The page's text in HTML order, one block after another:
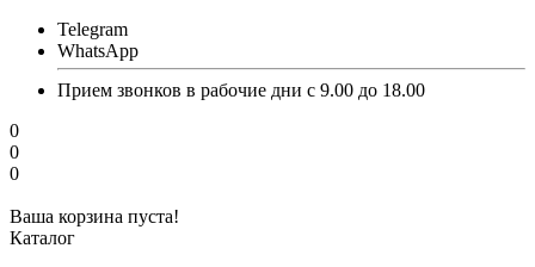
Telegram
WhatsApp
Прием звонков в рабочие дни с 9.00 до 18.00
0
0
0
Ваша корзина пуста!
Каталог